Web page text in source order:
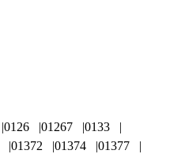
0126 01267
0133
01372 01374
01377